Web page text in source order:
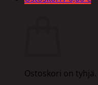
Ostoskori on tyhjä.